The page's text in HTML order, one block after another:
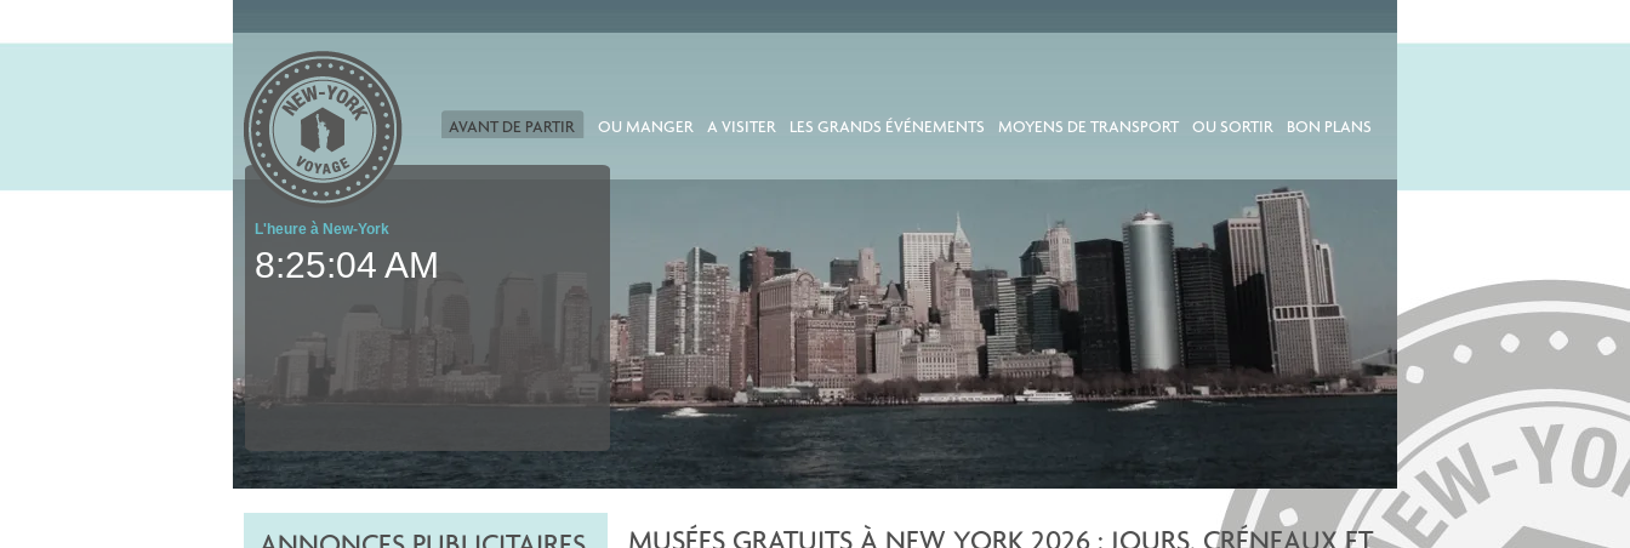
AVANT DE PARTIR OU MANGER A VISITER LES GRANDS ÉVÉNEMENTS MOYENS DE TRANSPORT OU SORTIR BON PLANS
L'heure à New-York
8:25:05 AM
MUSÉES GRATUITS À NEW YORK 2026 : JOURS, CRÉNEAUX ET